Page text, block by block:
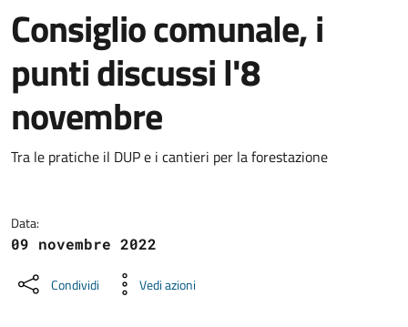
Consiglio comunale, i
punti discussi l'8
novembre
Dettagli della notizia
Tra le pratiche il DUP e i cantieri per la forestazione
Data:
09 novembre 2022
Condividi Vedi azioni